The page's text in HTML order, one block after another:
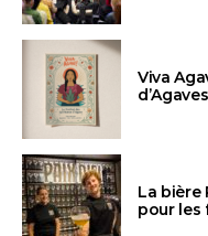
Viva
d’Agaves
La bière
pour les